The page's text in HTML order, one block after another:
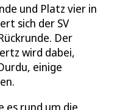
und Platz vier in
sich der SV
Der
wird dabei,
einige
es rund um die